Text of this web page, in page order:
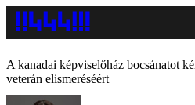
A kanadai képviselőház bocsánatot
veterán elismeréséért